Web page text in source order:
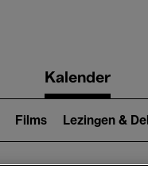
navigationKalender
Films Lezingen &